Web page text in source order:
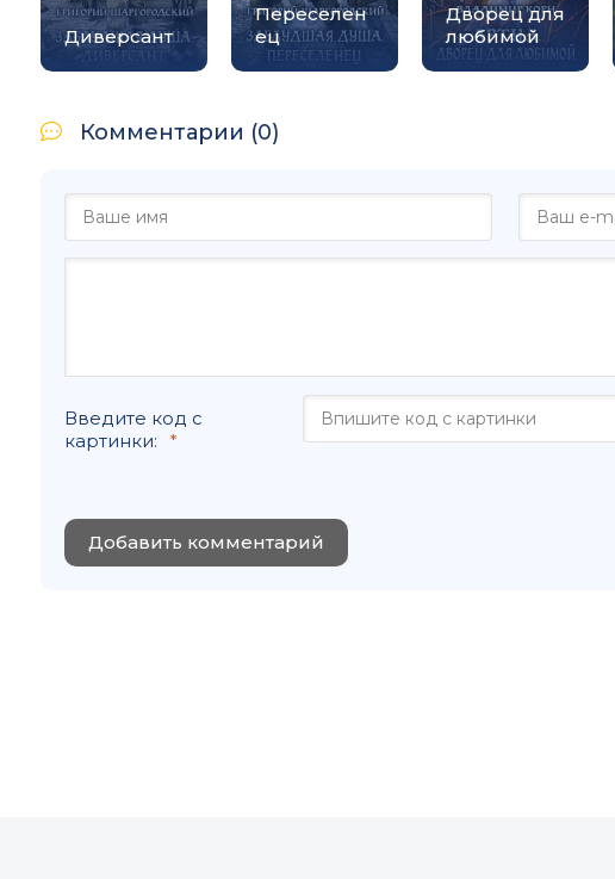
Диверсант
Переселен
ец
Дворец для
любимой
Комментарии (0)
Введите код с
картинки:
Добавить комментарий